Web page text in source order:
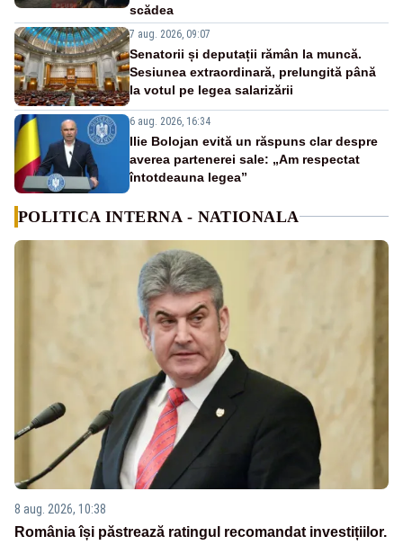
scădea
7 aug. 2026, 09:07
Senatorii și deputații rămân la muncă.
Sesiunea extraordinară, prelungită până
la votul pe legea salarizării
6 aug. 2026, 16:34
Ilie Bolojan evită un răspuns clar despre
averea partenerei sale: „Am respectat
întotdeauna legea”
POLITICA INTERNA - NATIONALA
8 aug. 2026, 10:38
România își păstrează ratingul recomandat investițiilor.